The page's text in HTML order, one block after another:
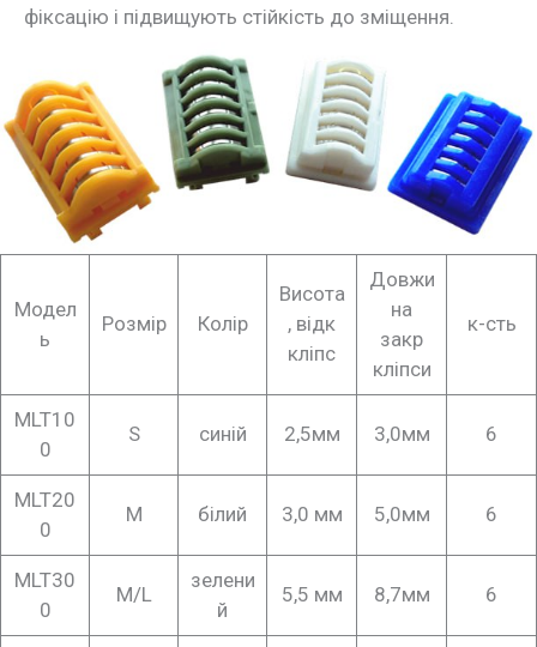
фіксацію і підвищують стійкість до зміщення.
Модел
ь
Розмір Колір
Висота
, відк
кліпс
Довжи
на
закр
кліпси
к-сть
MLT10
0
S синій 2,5мм 3,0мм 6
MLT20
0
M білий 3,0 мм 5,0мм 6
MLT30
0
M/L
зелени
й
5,5 мм 8,7мм 6